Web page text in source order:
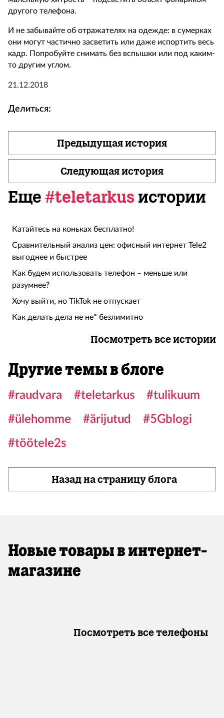
другого телефона.
И не забывайте об отражателях на одежде: в сумерках
они могут частично засветить или даже испортить весь
кадр. Попробуйте снимать без вспышки или под каким-
то другим углом.
21.12.2018
Делиться:
Предыдущая история
Следующая история
Еще #teletarkus истории
Катайтесь на коньках бесплатно!
Сравнительный анализ цен: офисный интернет Tele2
выгоднее и быстрее
Как будем использовать телефон – меньше или
разумнее?
Хочу выйти, но TikTok не отпускает
Как делать дела не не* безлимитно
Посмотреть все истории
Другие темы в блоге
#raudvara #teletarkus
#tulikuum
#ülehomme
#ärijutud
#5Gblogi
#töötele2s
Назад на страницу блога
Новые товары в интернет-
магазине
Посмотреть все телефоны